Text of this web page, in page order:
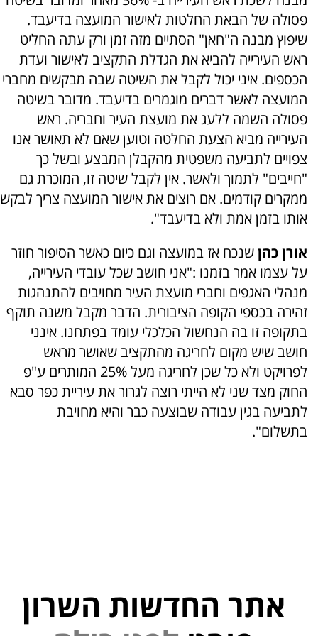
פסולה של הבאת החלטות לאישור המועצה בדיעבד.
שיפוץ מבנה ה"חאן" הסתיים מזה זמן ורק עתה החליט
ראש העירייה להביא את הגדלת התקציב לאישור ועדת
הכספים. איני יכול לקבל את השיטה שבה מבקשים מחברי
המועצה לאשר דברים מוגמרים בדיעבד. מדובר בשיטה
פסולה השמה ללעג את מועצת העיר וחבריה. ראש
העירייה מביא הצעת החלטה וטוען שאם לא תאושר אנו
צפויים לתביעה משפטית מהקבלן המבצע ובשל כך
"חייבים" לתמוך ולאשר. אין לקבל שיטה זו, המוכרת גם
ממקרים קודמים. אם רוצים את אישור המועצה צריך לבקש
אותו בזמן אמת ולא בדיעבד".
אורן כהןשנכח אז במועצה וגם כיום כאשר הסיפור חוזר
על עצמו אמר בזמנו :"אני חושב שכל עובדי העירייה,
מנהלי האגפים וחברי מועצת העיר מחויבים להתנהגות
זהירה בכספי הקופה הציבורית. הדבר מקבל משנה תוקף
בתקופה זו בה הנחשול הכלכלי עומד בפתחנו. אינני
חושב שיש מקום לחריגה מהתקציב שאושר מראש
לפרויקט ולא כל שכן לחריגה מעל 25% המותרים ע"פ
החוק מצד שני לא הייתי רוצה לגרור את עיריית כפר סבא
לתביעה בגין עבודה שבוצעה כבר והיא מחויבת
בתשלום".
אתר החדשות השרון